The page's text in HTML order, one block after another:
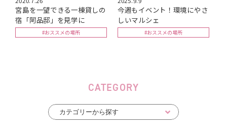
宮島を一望できる一棟貸しの
宿「阿品邸」を見学に
#おススメの場所
今週もイベント！環境にやさ
しいマルシェ
#おススメの場所
CATEGORY